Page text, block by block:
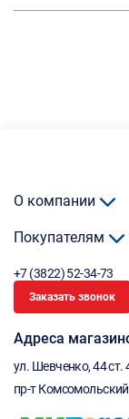
О компании
Покупателям
+7 (3822) 52-34-73
Заказать звонок
Адреса
ул. Шевченко, 44 ст.
пр-т